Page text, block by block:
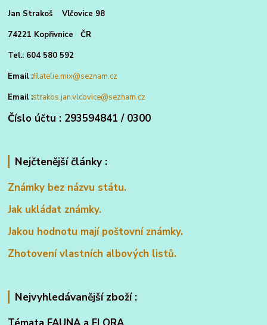
Jan Strakoš Vlčovice 98
74221 Kopřivnice ČR
Tel.: 604 580 592
Email :filatelie.mix@seznam.cz
Email :strakos.jan.vlcovice@seznam.cz
Číslo účtu : 293594841 / 0300
Nejčtenější články :
Známky bez názvu státu.
Jak ukládat známky.
Jakou hodnotu mají poštovní známky.
Zhotovení vlastních albových listů.
Nejvyhledávanější zboží :